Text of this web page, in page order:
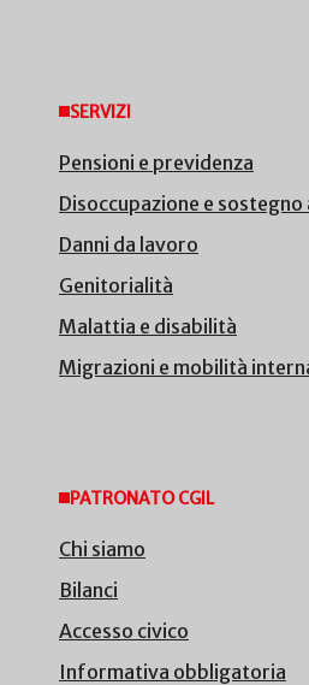
SERVIZI
Pensioni e previdenza
Disoccupazione e
Danni da lavoro
Genitorialità
Malattia e disabilità
Migrazioni e mobilità
PATRONATO CGIL
Chi siamo
Bilanci
Accesso civico
Informativa obbligatoria